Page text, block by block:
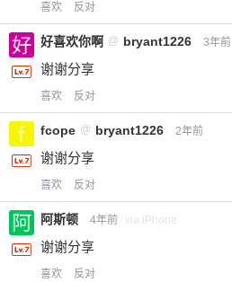
喜欢 反对
好喜欢你啊 @ bryant1226 3年前
谢谢分享
喜欢 反对
fcope @ bryant1226 2年前
谢谢分享
喜欢 反对
阿斯顿 4年前 via iPhone
谢谢分享
喜欢 反对